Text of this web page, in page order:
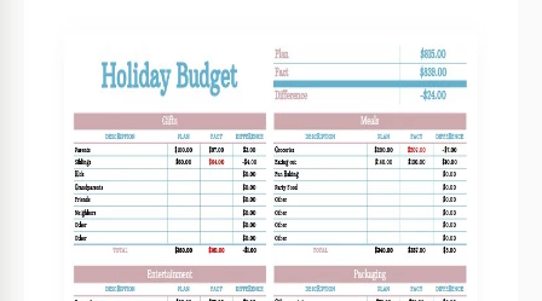
Google Sheets
Erstellt
December 1, 2021
Zuletzt aktualisiert
August 1, 2026
Community
Zu Sammlungen hinzugefügt von 1 Nutzer
Nutzungsstatistiken
12 Downloads in diesem Monat
Hauptmerkmale dieser Vorlage